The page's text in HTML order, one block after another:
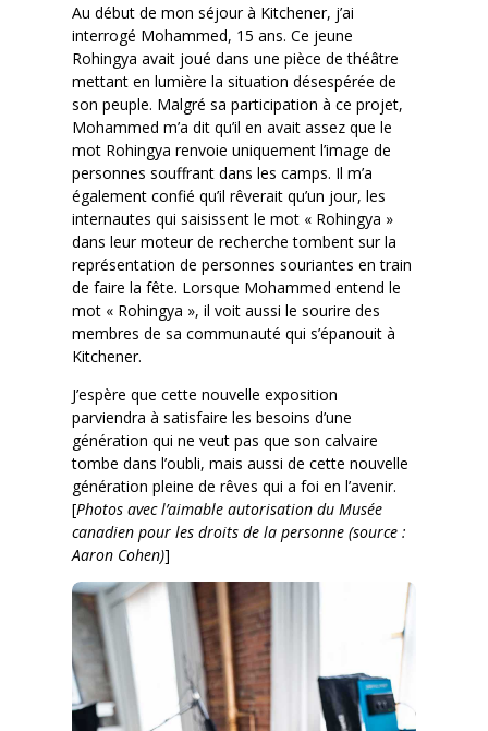
Au début de mon séjour à Kitchener, j’ai
interrogé Mohammed, 15 ans. Ce jeune
Rohingya avait joué dans une pièce de théâtre
mettant en lumière la situation désespérée de
son peuple. Malgré sa participation à ce projet,
Mohammed m’a dit qu’il en avait assez que le
mot Rohingya renvoie uniquement l’image de
personnes souffrant dans les camps. Il m’a
également confié qu’il rêverait qu’un jour, les
internautes qui saisissent le mot « Rohingya »
dans leur moteur de recherche tombent sur la
représentation de personnes souriantes en train
de faire la fête. Lorsque Mohammed entend le
mot « Rohingya », il voit aussi le sourire des
membres de sa communauté qui s’épanouit à
Kitchener.
J’espère que cette nouvelle exposition
parviendra à satisfaire les besoins d’une
génération qui ne veut pas que son calvaire
tombe dans l’oubli, mais aussi de cette nouvelle
génération pleine de rêves qui a foi en l’avenir.
[Photos avec l’aimable autorisation du Musée
canadien pour les droits de la personne (source :
Aaron Cohen)]